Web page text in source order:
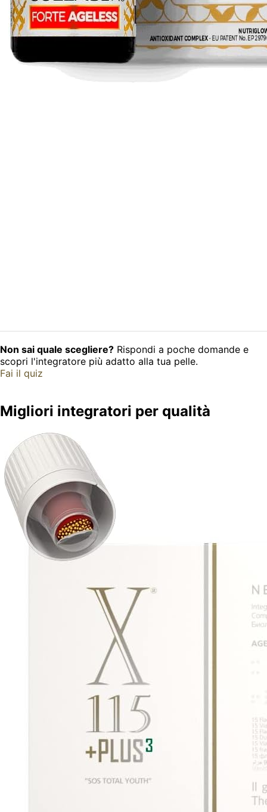
Non sai quale scegliere? Rispondi a poche domande e
scopri l'integratore più adatto alla tua pelle.
Fai il quiz
Migliori integratori per qualità